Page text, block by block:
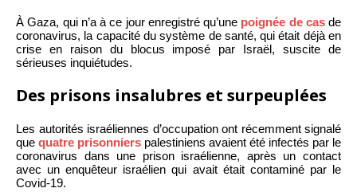
À Gaza, qui n’a à ce jour enregistré qu’une poignée de casde
coronavirus, la capacité du système de santé, qui était déjà en
crise en raison du blocus imposé par Israël, suscite de
sérieuses inquiétudes.
Des prisons insalubres et surpeuplées
Les autorités israéliennes d’occupation ont récemment signalé
que quatre prisonniers palestiniens avaient été infectés par le
coronavirus dans une prison israélienne, après un contact
avec un enquêteur israélien qui avait était contaminé par le
Covid-19.